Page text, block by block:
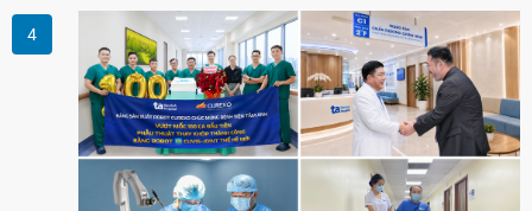
đồng hành với những người còn chịu hậu quả chiến tranh,
trong đó có các nạn nhân chất độc da cam/dioxin.